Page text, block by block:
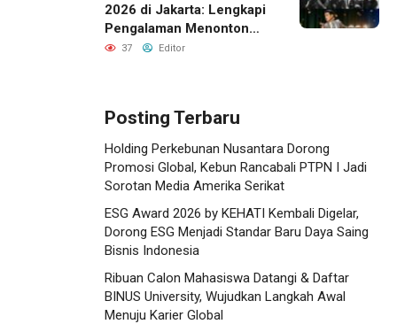
2026 di Jakarta: Lengkapi
Pengalaman Menonton
dengan Menginap Lebih
37 Editor
Posting Terbaru
Holding Perkebunan Nusantara Dorong
Promosi Global, Kebun Rancabali PTPN I Jadi
Sorotan Media Amerika Serikat
ESG Award 2026 by KEHATI Kembali Digelar,
Dorong ESG Menjadi Standar Baru Daya Saing
Bisnis Indonesia
Ribuan Calon Mahasiswa Datangi & Daftar
BINUS University, Wujudkan Langkah Awal
Menuju Karier Global